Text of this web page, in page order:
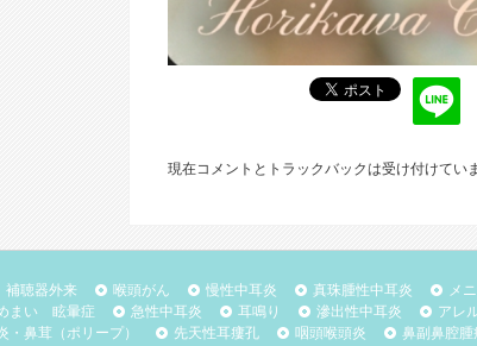
現在コメントとトラックバックは受け付けてい
補聴器外来 喉頭がん 慢性中耳炎 真珠腫性中耳炎 メ
まい 眩暈症 急性中耳炎 耳鳴り 滲出性中耳炎 アレ
・鼻茸（ポリープ） 先天性耳瘻孔 咽頭喉頭炎 鼻副鼻腔腫